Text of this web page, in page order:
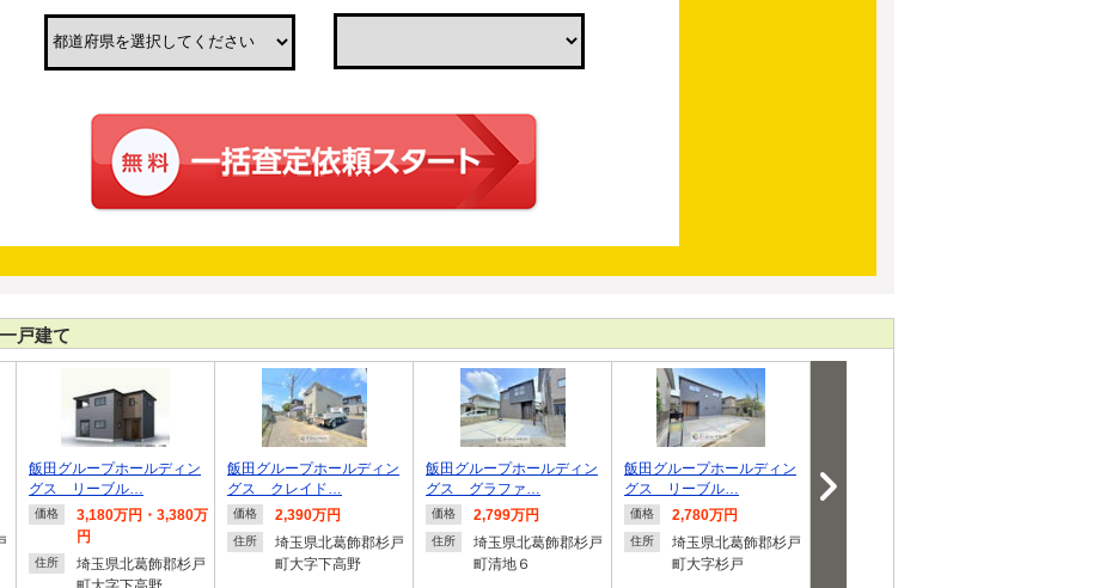
戸建て
飯田グループホールディン
グス リーブル…
価格
3,180万円・3,380万
円
住所
埼玉県北葛飾郡杉戸
飯田グループホールディン
グス クレイド…
価格 2,390万円
住所
埼玉県北葛飾郡杉戸
町大字下高野
飯田グループホールディン
グス グラファ…
価格 2,799万円
住所
埼玉県北葛飾郡杉戸
町清地６
飯田グループホールディン
グス リーブル…
価格 2,780万円
住所
埼玉県北葛飾郡杉戸
町大字杉戸
グス クレイド…